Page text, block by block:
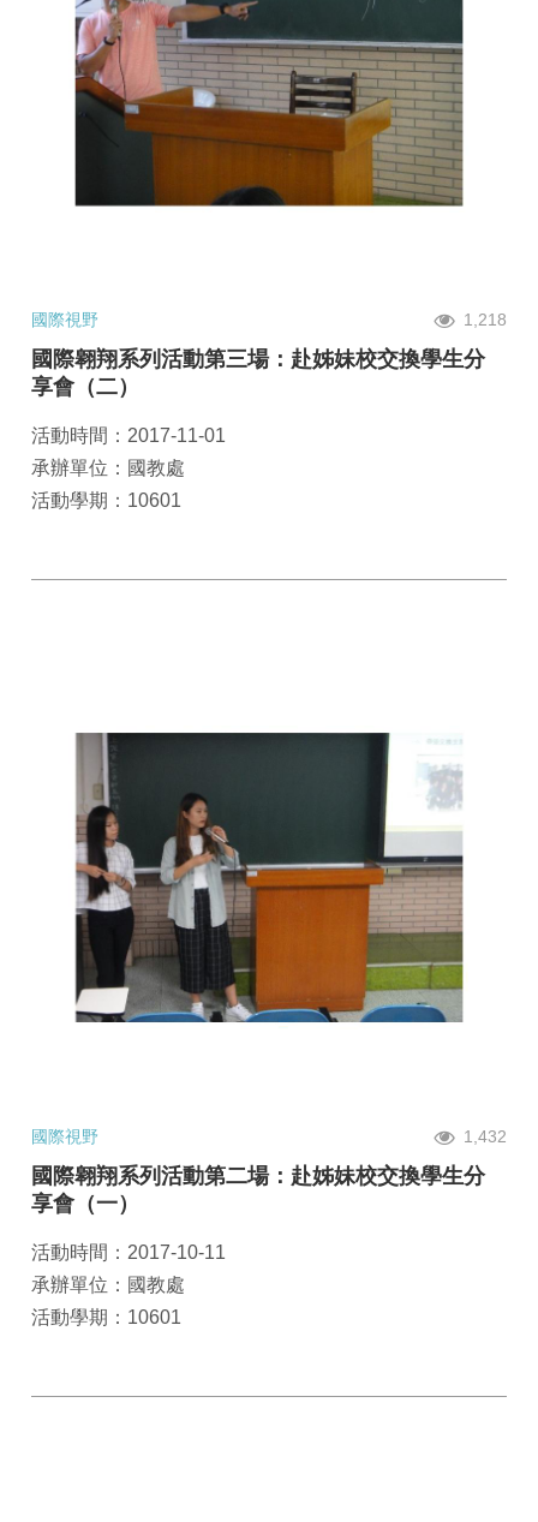
國際視野 1,218
國際翱翔系列活動第三場：赴姊妹校交換學生分
享會（二）
活動時間：2017-11-01
承辦單位：國教處
活動學期：10601
國際視野 1,432
國際翱翔系列活動第二場：赴姊妹校交換學生分
享會（一）
活動時間：2017-10-11
承辦單位：國教處
活動學期：10601